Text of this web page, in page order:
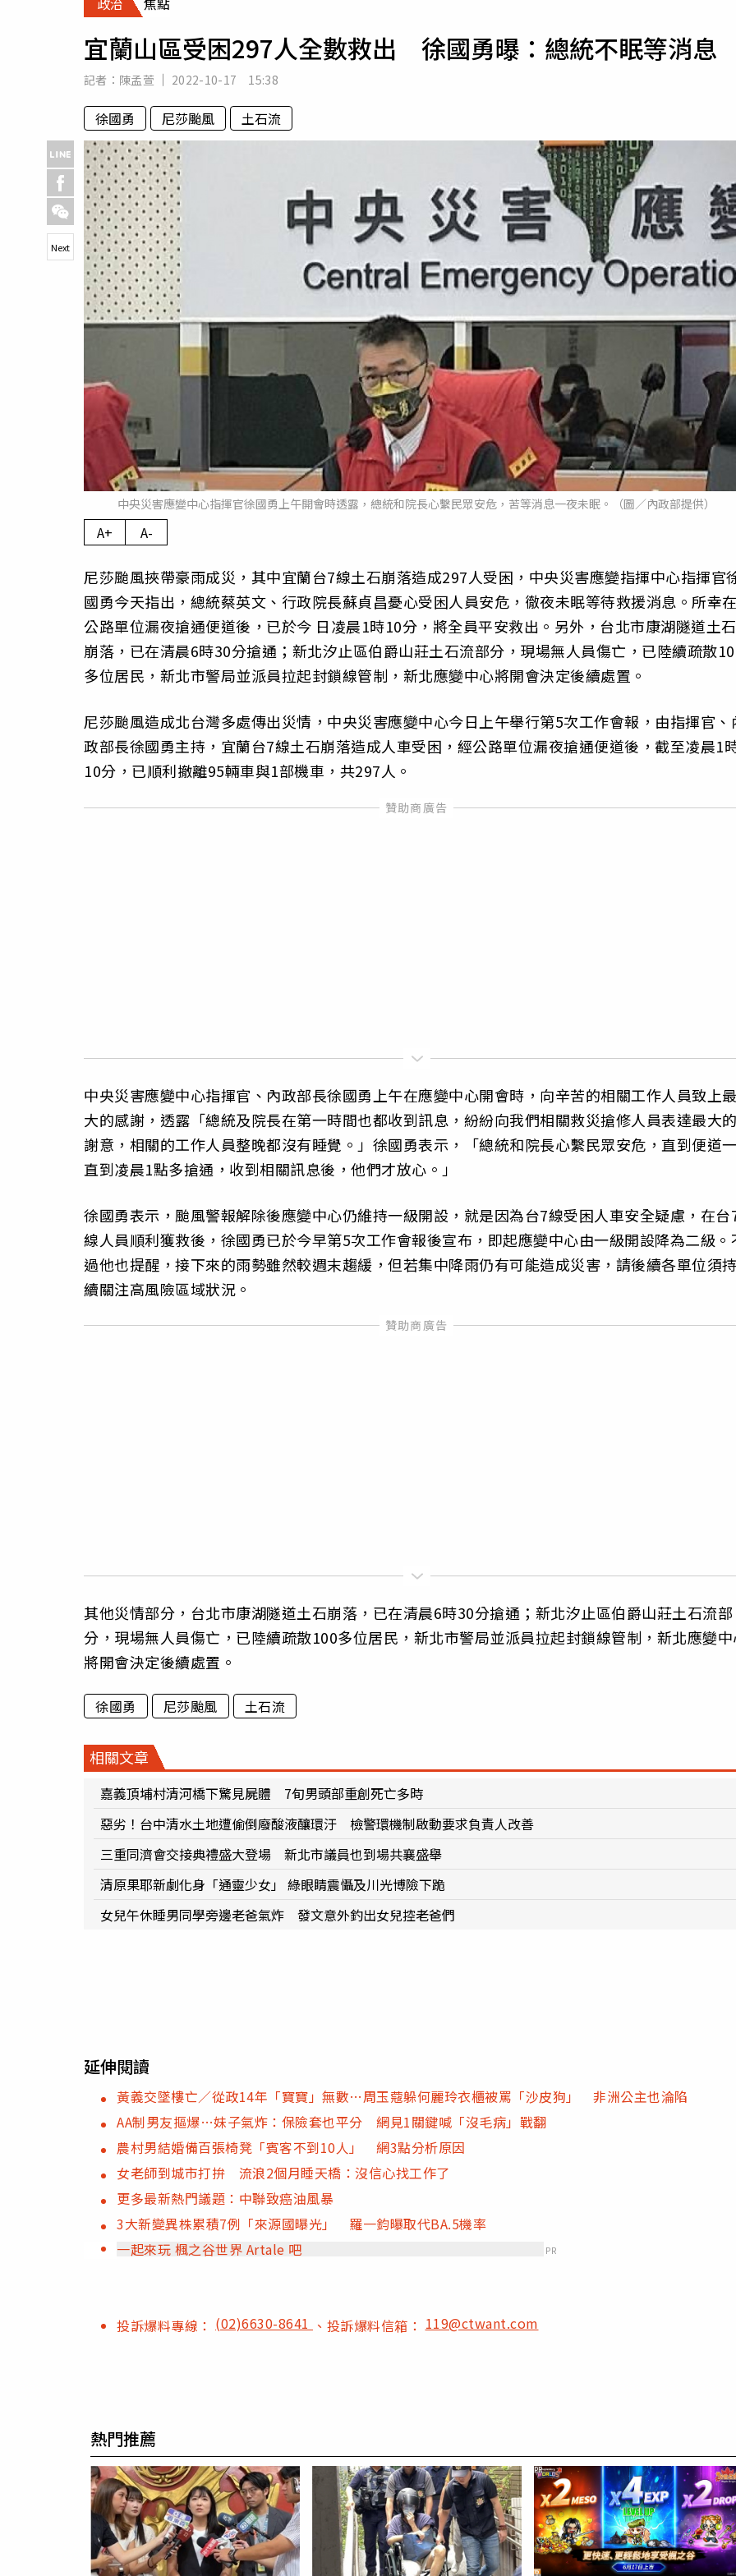
專欄
房產新勢力
運勢
宜蘭山區受困297人全數救出 徐國勇曝：總統不眠等消息
記者： 陳孟萱 2022-10-17 15:38
徐國勇 尼莎颱風 土石流
中央災害應變中心指揮官徐國勇上午開會時透露，總統和院長心繫民眾安危，苦等消息一夜未眠。（圖／內政部提供）
Next
A+ A-
尼莎颱風挾帶豪雨成災，其中宜蘭台7線土石崩落造成297人受困，中央災害應變指揮中心指揮官
國勇今天指出，總統蔡英文、行政院長蘇貞昌憂心受困人員安危，徹夜未眠等待救援消息。所幸
公路單位漏夜搶通便道後，已於今 日凌晨1時10分，將全員平安救出。另外，台北市康湖隧道土石
崩落，已在清晨6時30分搶通；新北汐止區伯爵山莊土石流部分，現場無人員傷亡，已陸續疏散
多位居民，新北市警局並派員拉起封鎖線管制，新北應變中心將開會決定後續處置。
尼莎颱風造成北台灣多處傳出災情，中央災害應變中心今日上午舉行第5次工作會報，由指揮官、
政部長徐國勇主持，宜蘭台7線土石崩落造成人車受困，經公路單位漏夜搶通便道後，截至凌晨1
10分，已順利撤離95輛車與1部機車，共297人。
中央災害應變中心指揮官、內政部長徐國勇上午在應變中心開會時，向辛苦的相關工作人員致上
大的感謝，透露「總統及院長在第一時間也都收到訊息，紛紛向我們相關救災搶修人員表達最大
謝意，相關的工作人員整晚都沒有睡覺。」徐國勇表示，「總統和院長心繫民眾安危，直到便道
直到凌晨1點多搶通，收到相關訊息後，他們才放心。」
徐國勇表示，颱風警報解除後應變中心仍維持一級開設，就是因為台7線受困人車安全疑慮，在台
線人員順利獲救後，徐國勇已於今早第5次工作會報後宣布，即起應變中心由一級開設降為二級。
過他也提醒，接下來的雨勢雖然較週末趨緩，但若集中降雨仍有可能造成災害，請後續各單位須
續關注高風險區域狀況。
其他災情部分，台北市康湖隧道土石崩落，已在清晨6時30分搶通；新北汐止區伯爵山莊土石流部
分，現場無人員傷亡，已陸續疏散100多位居民，新北市警局並派員拉起封鎖線管制，新北應變
將開會決定後續處置。
徐國勇 尼莎颱風 土石流
相關文章
嘉義頂埔村清河橋下驚見屍體 7旬男頭部重創死亡多時
惡劣！台中清水土地遭偷倒廢酸液釀環汙 檢警環機制啟動要求負責人改善
三重同濟會交接典禮盛大登場 新北市議員也到場共襄盛舉
清原果耶新劇化身「通靈少女」 綠眼睛震懾及川光博險下跪
女兒午休睡男同學旁邊老爸氣炸 發文意外釣出女兒控老爸們
延伸閱讀
黃義交墜樓亡／從政14年「寶寶」無數…周玉蔻躲何麗玲衣櫃被罵「沙皮狗」 非洲公主也淪陷
AA制男友摳爆…妹子氣炸：保險套也平分 網見1關鍵喊「沒毛病」戰翻
農村男結婚備百張椅凳「賓客不到10人」 網3點分析原因
女老師到城市打拚 流浪2個月睡天橋：沒信心找工作了
更多最新熱門議題：中聯致癌油風暴
3大新變異株累積7例「來源國曝光」 羅一鈞曝取代BA.5機率
一起來玩 楓之谷世界 Artale 吧
PR
投訴爆料專線： (02)6630-8641 、投訴爆料信箱：119@ctwant.com
熱門推薦
PR